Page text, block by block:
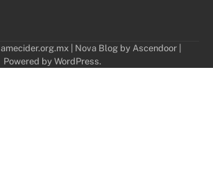
amecider.org.mx| Nova Blog by Ascendoor|
Powered by WordPress.